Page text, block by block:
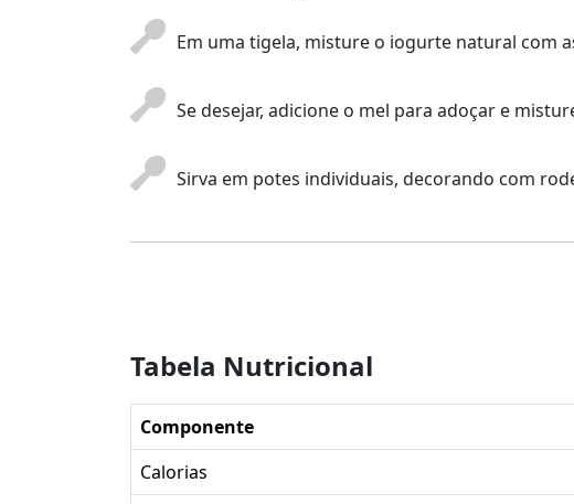
Em uma tigela, misture o iogurte natural com
Se desejar, adicione o mel para adoçar e
Sirva em potes individuais, decorando com
Tabela Nutricional
Componente
Calorias